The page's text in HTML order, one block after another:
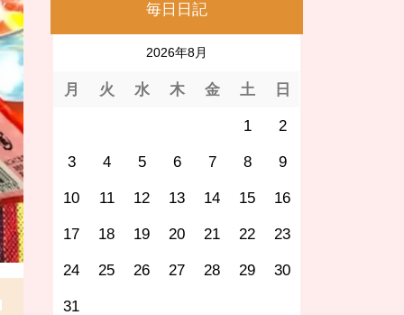
毎日日記
2026年8月
月 火 水 木 金 土 日
1 2
3 4 5 6 7 8 9
10 11 12 13 14 15 16
17 18 19 20 21 22 23
24 25 26 27 28 29 30
31